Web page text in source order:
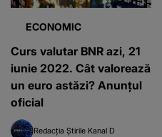
ECONOMIC
Curs valutar BNR azi, 21
iunie 2022. Cât valorează
un euro astăzi? Anunțul
oficial
Redacția Știrile Kanal D